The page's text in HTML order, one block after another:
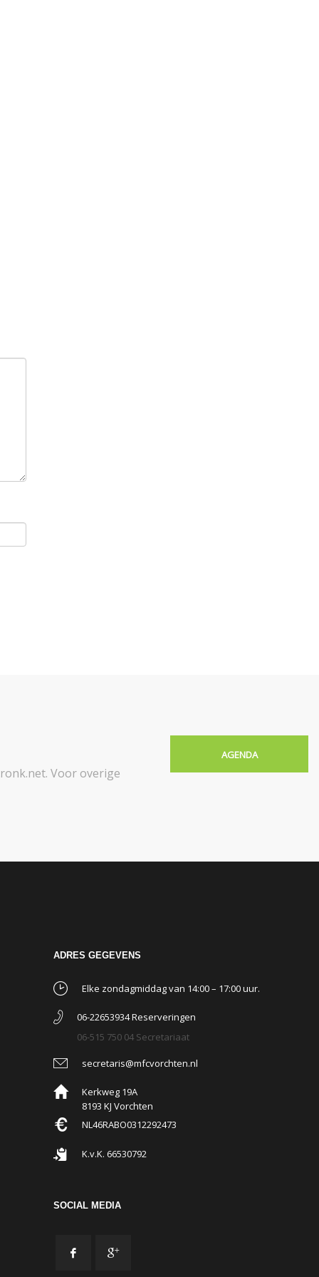
Voor overige
AGENDA
ADRES GEGEVENS
Elke zondagmiddag van 14:00 – 17:00 uur.
06-22653934 Reserveringen
06-515 750 04 Secretariaat
secretaris@mfcvorchten.nl
Kerkweg 19A
8193 KJ Vorchten
NL46RABO0312292473
K.v.K. 66530792
SOCIAL MEDIA